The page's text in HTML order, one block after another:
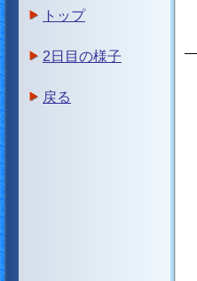
トップ
2日目の様子
戻る